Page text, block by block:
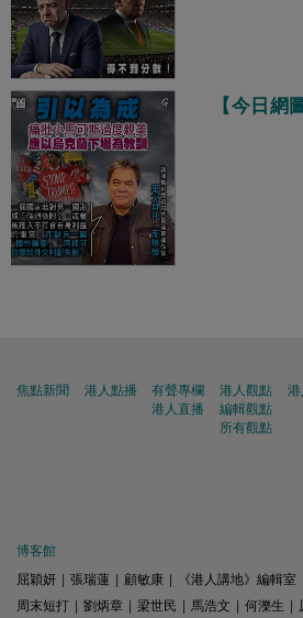
【今日網
焦點新聞 港人點播
有聲專欄
港人直播
港人觀點
編輯觀點
所有觀點
港
博客館
屈穎妍
張瑞蓮 顧敏康 《港人講地》編輯室
周末短打
劉炳章 梁世民 馬浩文 何濼生